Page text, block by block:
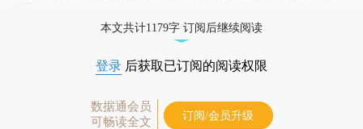
本文共计1179字 订阅后继续阅读
登录 后获取已订阅的阅读权限
数据通会员
可畅读全文
订阅/会员升级